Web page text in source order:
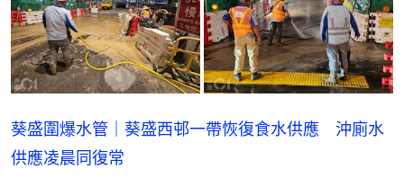
葵盛圍爆水管｜葵盛西邨一帶恢復食水供應 沖廁水
供應凌晨同復常